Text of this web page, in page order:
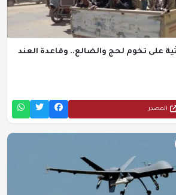
على تخوم لحج والضالع.. وقاعدة العند
المصدر